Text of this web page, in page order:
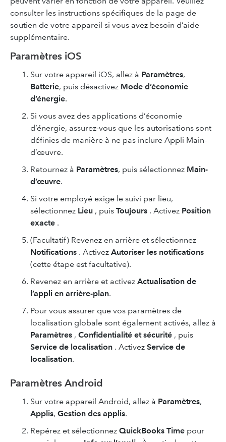
consulter les instructions spécifiques de la page de
soutien de votre appareil si vous avez besoin d’aide
supplémentaire.
Paramètres iOS
Sur votre appareil iOS, allez à Paramètres,
Batterie, puis désactivez Mode d’économie
d’énergie.
Si vous avez des applications d’économie
d’énergie, assurez-vous que les autorisations sont
définies de manière à ne pas inclure Appli Main-
d’œuvre.
Retournez à Paramètres, puis sélectionnez Main-
d’œuvre.
Si votre employé exige le suivi par lieu,
sélectionnez Lieu , puis Toujours . Activez Position
exacte .
(Facultatif) Revenez en arrière et sélectionnez
Notifications . Activez Autoriser les notifications
(cette étape est facultative).
Revenez en arrière et activez Actualisation de
l’appli en arrière-plan.
Pour vous assurer que vos paramètres de
localisation globale sont également activés, allez à
Paramètres , Confidentialité et sécurité , puis
Service de localisation . Activez Service de
localisation.
Paramètres Android
Sur votre appareil Android, allez à Paramètres,
Applis, Gestion des applis.
Repérez et sélectionnez QuickBooks Time pour